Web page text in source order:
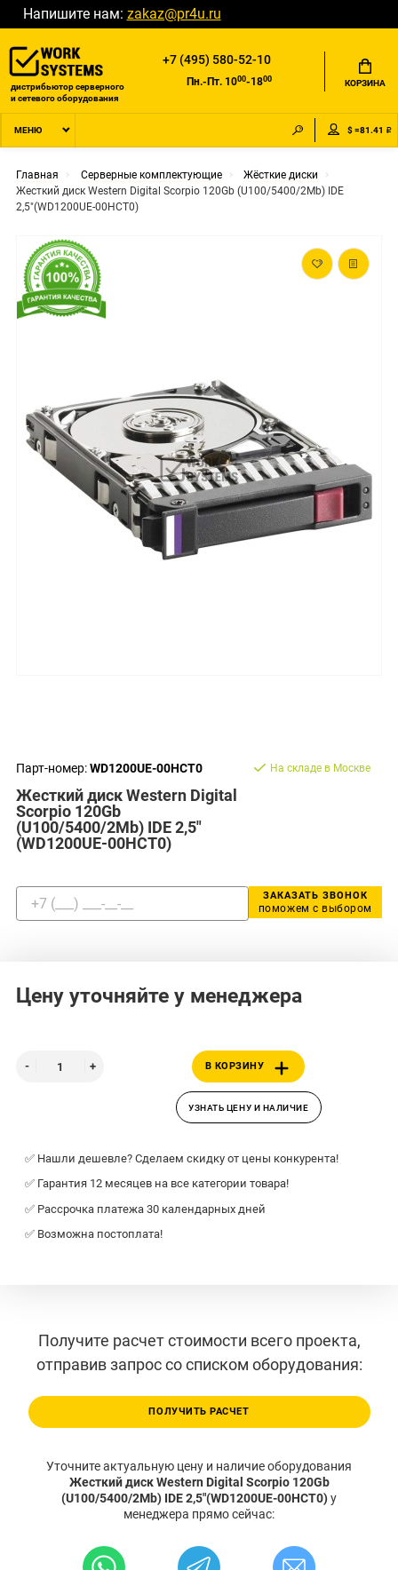
Напишите нам: zakaz@pr4u.ru
дистрибьютор серверного
и сетевого оборудования
+7 (495) 580-52-10
Пн.-Пт. 1000-1800 КОРЗИНА
МЕНЮ $ =81.41 ₽
Главная Серверные комплектующие
Жёсткие диски
Жесткий диск Western Digital Scorpio 120Gb (U100/5400/2Mb) IDE
2,5"(WD1200UE-00HCT0)
Парт-номер:WD1200UE-00HCT0
Жесткий диск Western Digital
Scorpio 120Gb
(U100/5400/2Mb) IDE 2,5"
(WD1200UE-00HCT0)
На складе в Москве
ЗАКАЗАТЬ ЗВОНОК
поможем с выбором
Цену уточняйте у менеджера
В КОРЗИНУ
УЗНАТЬ ЦЕНУ И НАЛИЧИЕ
✅ Нашли дешевле? Сделаем скидку от цены конкурента!
✅ Гарантия 12 месяцев на все категории товара!
✅ Рассрочка платежа 30 календарных дней
✅ Возможна постоплата!
Получите расчет стоимости всего проекта,
отправив запрос со списком оборудования:
ПОЛУЧИТЬ РАСЧЕТ
Уточните актуальную цену и наличие оборудования
Жесткий диск Western Digital Scorpio 120Gb
(U100/5400/2Mb) IDE 2,5"(WD1200UE-00HCT0)у
менеджера прямо сейчас: